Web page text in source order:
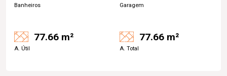
Banheiros Garagem
77.66 m²
A. Útil
77.66 m²
A. Total